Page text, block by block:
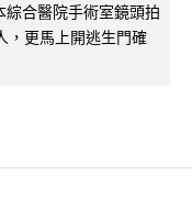
合醫院手術室鏡頭拍
，更馬上開逃生門確